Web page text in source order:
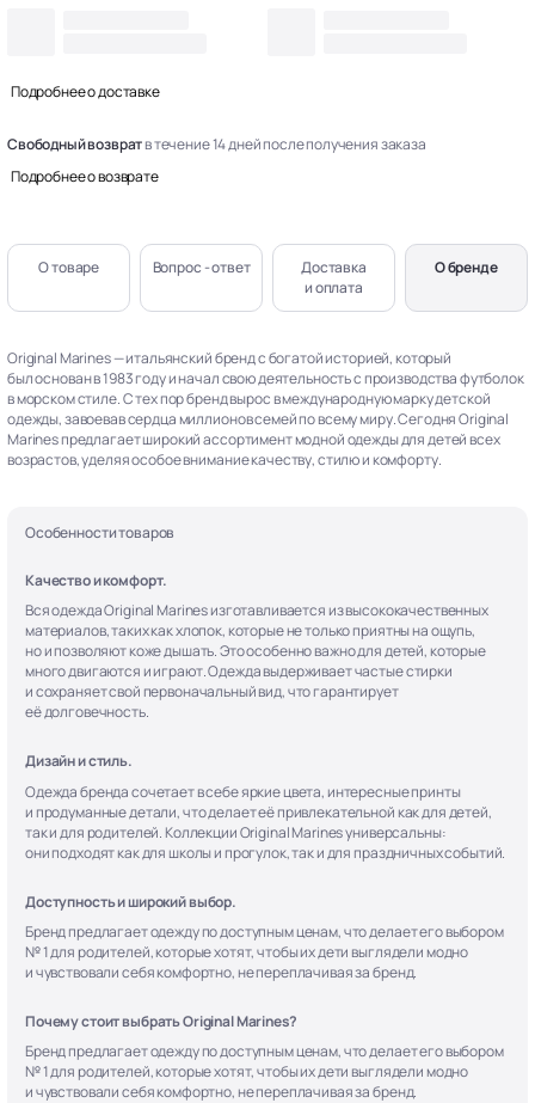
Подробнее о доставке
Свободный возвратв течение 14 дней после получения заказа
Подробнее о возврате
О товаре Вопрос - ответ
Доставка
и оплата
О бренде
Original Marines — итальянский бренд с богатой историей, который
был основан в 1983 году и начал свою деятельность с производства футболок
в морском стиле. С тех пор бренд вырос в международную марку детской
одежды, завоевав сердца миллионов семей по всему миру. Сегодня Original
Marines предлагает широкий ассортимент модной одежды для детей всех
возрастов, уделяя особое внимание качеству, стилю и комфорту.
Особенности товаров
Качество и комфорт.
Вся одежда Original Marines изготавливается из высококачественных
материалов, таких как хлопок, которые не только приятны на ощупь,
но и позволяют коже дышать. Это особенно важно для детей, которые
много двигаются и играют. Одежда выдерживает частые стирки
и сохраняет свой первоначальный вид, что гарантирует
её долговечность.
Дизайн и стиль.
Одежда бренда сочетает в себе яркие цвета, интересные принты
и продуманные детали, что делает её привлекательной как для детей,
так и для родителей. Коллекции Original Marines универсальны:
они подходят как для школы и прогулок, так и для праздничных событий.
Доступность и широкий выбор.
Бренд предлагает одежду по доступным ценам, что делает его выбором
№ 1 для родителей, которые хотят, чтобы их дети выглядели модно
и чувствовали себя комфортно, не переплачивая за бренд.
Почему стоит выбрать Original Marines?
Бренд предлагает одежду по доступным ценам, что делает его выбором
№ 1 для родителей, которые хотят, чтобы их дети выглядели модно
и чувствовали себя комфортно, не переплачивая за бренд.